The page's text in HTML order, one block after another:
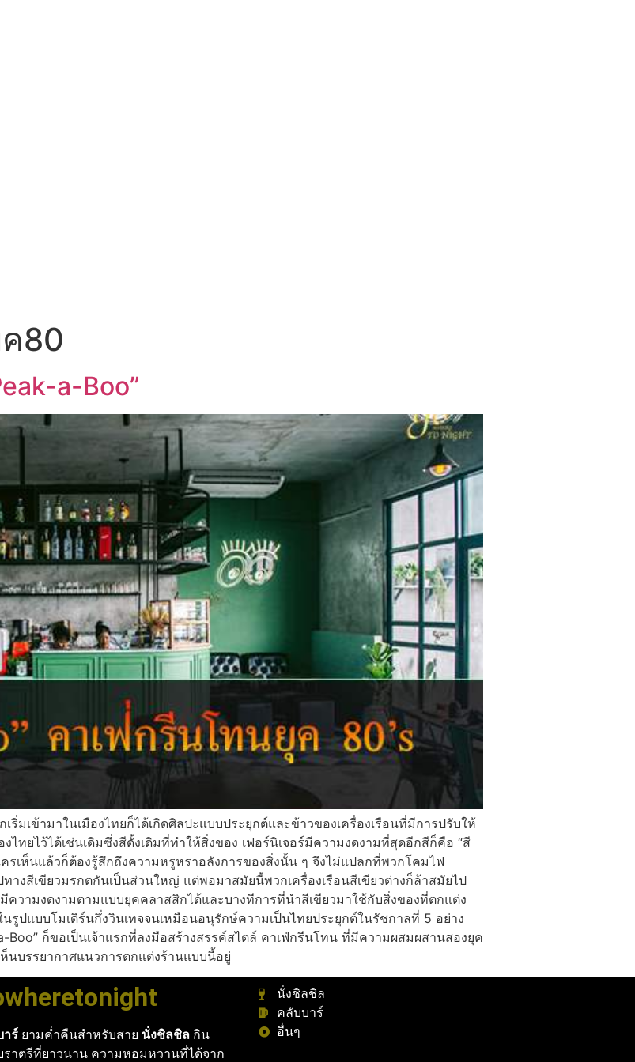
80
a-Boo”
มาในเมืองไทยก็ได้เกิดศิลปะแบบประยุกต์และข้าวของเครื่องเรือนที่มีการปรับให้
ทยไว้ได้เช่นเดิมซึ่งสีดั้งเดิมที่ทำให้สิ่งของ เฟอร์นิเจอร์มีความงดงามที่สุดอีกสีก็คือ “สี
รเห็นแล้วก็ต้องรู้สึกถึงความหรูหราอลังการของสิ่งนั้น ๆ จึงไม่แปลกที่พวกโคมไฟ
างสีเขียวมรกตกันเป็นส่วนใหญ่ แต่พอมาสมัยนี้พวกเครื่องเรือนสีเขียวต่างก็ล้าสมัยไป
ความงดงามตามแบบยุคคลาสสิกได้และบางทีการที่นำสีเขียวมาใช้กับสิ่งของที่ตกแต่ง
รูปแบบโมเดิร์นกึ่งวินเทจจนเหมือนอนุรักษ์ความเป็นไทยประยุกต์ในรัชกาลที่ 5 อย่าง
Boo” ก็ขอเป็นเจ้าแรกที่ลงมือสร้างสรรค์สไตล์ คาเฟ่กรีนโทน ที่มีความผสมผสานสองยุค
นบรรยากาศแนวการตกแต่งร้านแบบนี้อยู่
ร์ยามค่ำคืนสำหรับสาย นั่งชิลชิลกิน
ราตรีที่ยาวนาน ความหอมหวานที่ได้จาก
นั่งชิลชิล
คลับบาร์
อื่นๆ